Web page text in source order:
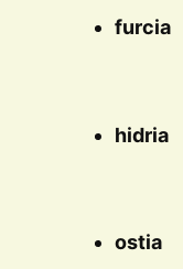
furcia
hidria
ostia